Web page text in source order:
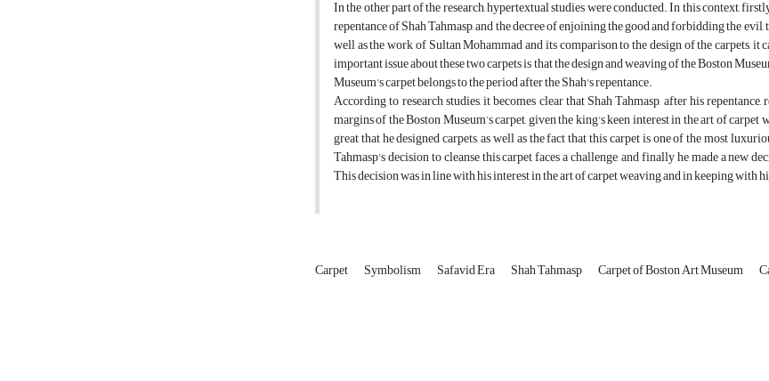
In the other part of the research, hypertextual studies were conducted. In this context,
repentance of Shah Tahmasp, and the decree of enjoining the good and forbidding the
well as the work of Sultan Mohammad and its comparison to the design of the carpets,
important issue about these two carpets is that the design and weaving of the Boston
Museum's carpet belongs to the period after the Shah's repentance.
According to research studies, it becomes clear that Shah Tahmasp, after his
margins of the Boston Museum’s carpet, given the king's keen interest in the art of
great that he designed carpets, as well as the fact that this carpet is one of the most
Tahmasp's decision to cleanse this carpet faces a challenge, and finally he made a
This decision was in line with his interest in the art of carpet weaving and in keeping with
Carpet Symbolism Safavid Era Shah Tahmasp Carpet of Boston Art Museum